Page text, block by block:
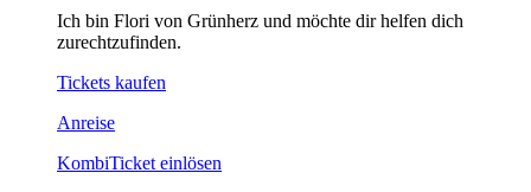
Ich bin Flori von Grünherz und möchte dir helfen dich
zurechtzufinden.
Tickets kaufen
Anreise
KombiTicket einlösen